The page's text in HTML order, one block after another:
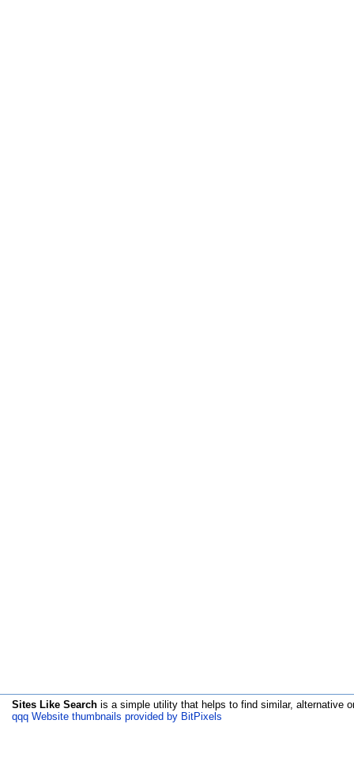
Sites Like Search is a simple utility that helps to find similar, alternative
qqq Website thumbnails provided by BitPixels